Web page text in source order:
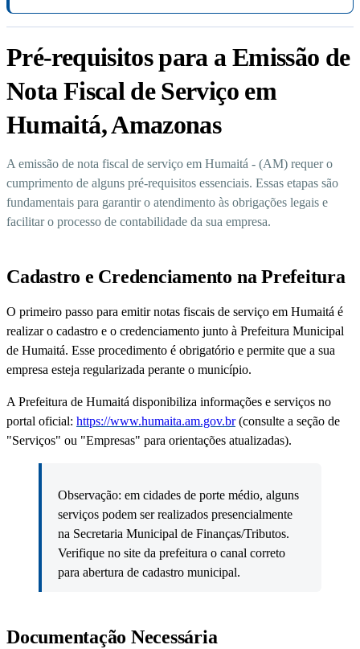
Pré-requisitos para a Emissão de
Nota Fiscal de Serviço em
Humaitá, Amazonas
A emissão de nota fiscal de serviço em Humaitá - (AM) requer o
cumprimento de alguns pré-requisitos essenciais. Essas etapas são
fundamentais para garantir o atendimento às obrigações legais e
facilitar o processo de contabilidade da sua empresa.
Cadastro e Credenciamento na Prefeitura
O primeiro passo para emitir notas fiscais de serviço em Humaitá é
realizar o cadastro e o credenciamento junto à Prefeitura Municipal
de Humaitá. Esse procedimento é obrigatório e permite que a sua
empresa esteja regularizada perante o município.
A Prefeitura de Humaitá disponibiliza informações e serviços no
portal oficial: https://www.humaita.am.gov.br(consulte a seção de
"Serviços" ou "Empresas" para orientações atualizadas).
Observação: em cidades de porte médio, alguns
serviços podem ser realizados presencialmente
na Secretaria Municipal de Finanças/Tributos.
Verifique no site da prefeitura o canal correto
para abertura de cadastro municipal.
Documentação Necessária